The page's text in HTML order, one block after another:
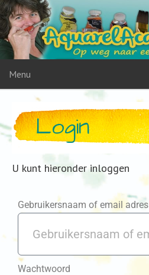
Menu
Login
U kunt hieronder inloggen
Gebruikersnaam of email adres
Wachtwoord